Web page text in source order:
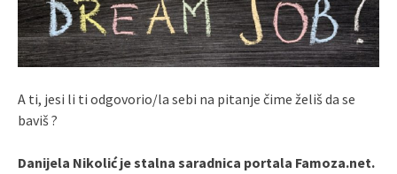
A ti, jesi li ti odgovorio/la sebi na pitanje čime želiš da se
baviš ?
Danijela Nikolić je stalna saradnica portala Famoza.net.